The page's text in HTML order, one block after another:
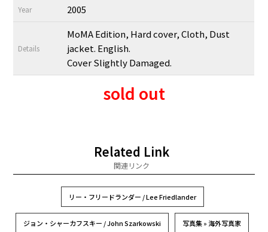
Year 2005
Details
MoMA Edition, Hard cover, Cloth, Dust
jacket. English.
Cover Slightly Damaged.
sold out
Related Link
関連リンク
リー・フリードランダー / Lee Friedlander
ジョン・シャーカフスキー / John Szarkowski 写真集 » 海外写真家